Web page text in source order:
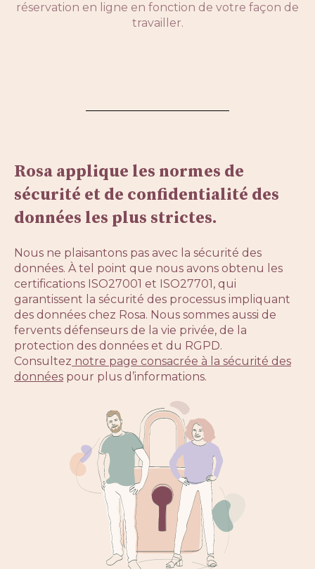
réservation en ligne en fonction de votre façon de
travailler.
Rosa applique les normes de
sécurité et de confidentialité des
données les plus strictes.
Nous ne plaisantons pas avec la sécurité des
données. À tel point que nous avons obtenu les
certifications ISO27001 et ISO27701, qui
garantissent la sécurité des processus impliquant
des données chez Rosa. Nous sommes aussi de
fervents défenseurs de la vie privée, de la
protection des données et du RGPD.
Consultez notre page consacrée à la sécurité des
données pour plus d’informations.